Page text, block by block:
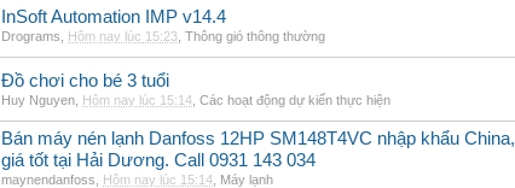
InSoft Automation IMP v14.4
Drograms Hôm nay lúc 15:23 Thông gió thông thường
Đồ chơi cho bé 3 tuổi
Huy Nguyen Hôm nay lúc 15:14 Các hoạt động dự kiến thực hiện
Bán máy nén lạnh Danfoss 12HP SM148T4VC nhập khẩu China,
giá tốt tại Hải Dương. Call 0931 143 034
maynendanfoss Hôm nay lúc 15:14 Máy lạnh